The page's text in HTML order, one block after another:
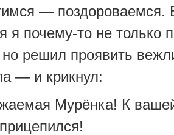
— поздороваемся.
я почему-то не только
решил проявить
— и крикнул:
Мурёнка! К